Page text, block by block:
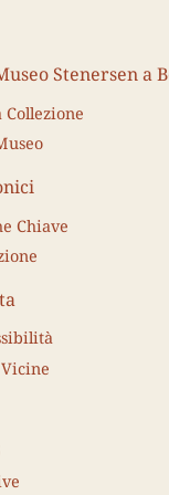
Stenersen a
Collezione
Chiave